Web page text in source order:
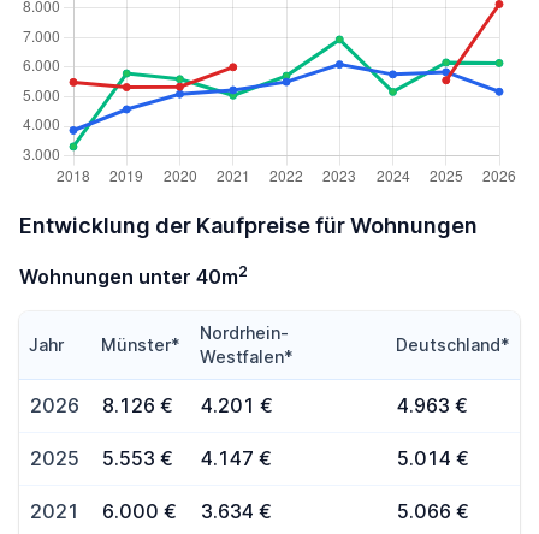
Entwicklung der Kaufpreise für Wohnungen
Wohnungen unter 40m2
Jahr Münster*
Nordrhein-
Westfalen*
Deutschland*
2026 8.126 € 4.201 € 4.963 €
2025 5.553 € 4.147 € 5.014 €
2021 6.000 € 3.634 € 5.066 €